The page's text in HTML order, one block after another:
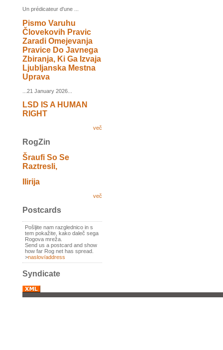
Un prédicateur d'une ...
Pismo Varuhu
Človekovih Pravic
Zaradi Omejevanja
Pravice Do Javnega
Zbiranja, Ki Ga Izvaja
Ljubljanska Mestna
Uprava
...21 January 2026...
LSD IS A HUMAN
RIGHT
več
RogZin
Šraufi So Se
Raztresli,
Ilirija
več
Postcards
Pošljite nam razglednico in s
tem pokažite, kako daleč sega
Rogova mreža.
Send us a postcard and show
how far Rog net has spread.
>naslov/address
Syndicate